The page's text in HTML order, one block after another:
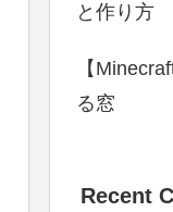
と作り方
【
る窓
Recent